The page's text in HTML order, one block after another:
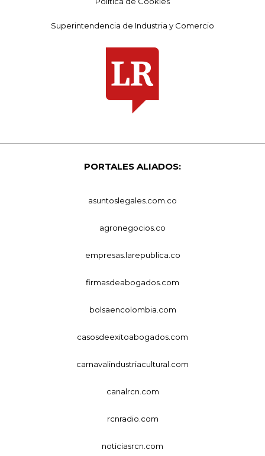
Superintendencia de Industria y Comercio
PORTALES ALIADOS:
asuntoslegales.com.co
agronegocios.co
empresas.larepublica.co
firmasdeabogados.com
bolsaencolombia.com
casosdeexitoabogados.com
carnavalindustriacultural.com
canalrcn.com
rcnradio.com
noticiasrcn.com